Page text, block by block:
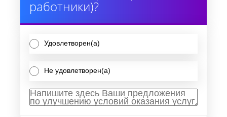
работники)?
Удовлетворен(а)
Не удовлетворен(а)